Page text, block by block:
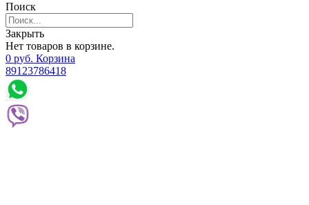
Поиск
Закрыть
Нет товаров в корзине.
0 руб. Корзина
89123786418